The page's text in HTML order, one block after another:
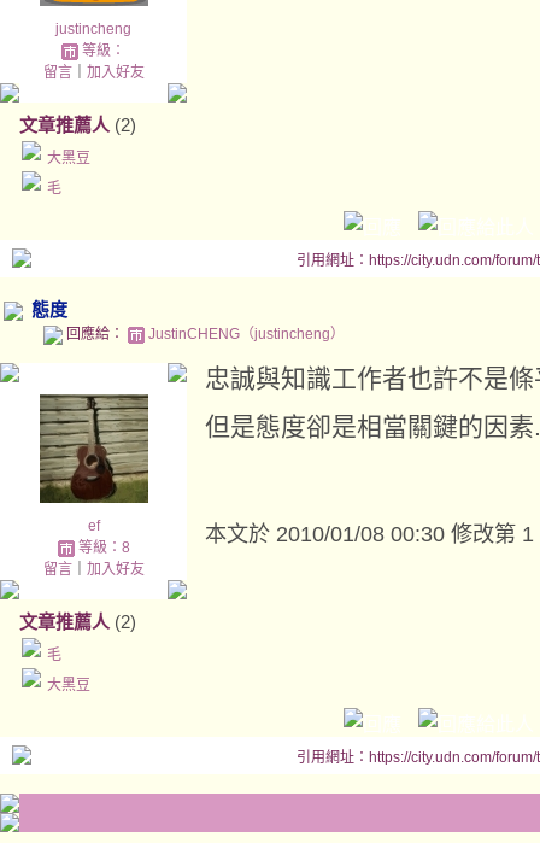
justincheng
等級：
留言｜ 加入好友
文章推薦人 (2)
大黑豆
毛
引用網址：https://city.udn.com/
態度
回應給： JustinCHENG（justincheng）
ef
等級：8
留言｜ 加入好友
文章推薦人 (2)
毛
大黑豆
忠誠與知識工作者也許不是
但是態度卻是相當關鍵的因素
本文於 2010/01/08 00:30 修改第 1
引用網址：https://city.udn.com/